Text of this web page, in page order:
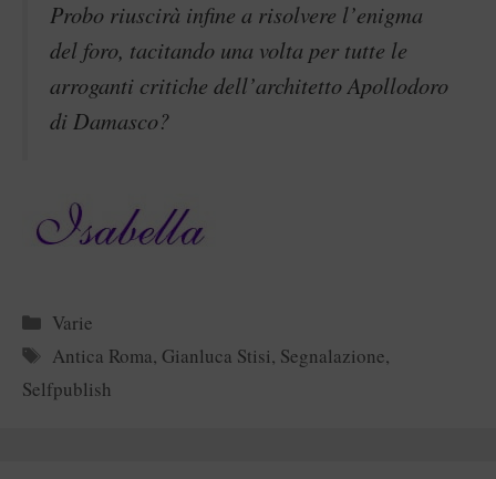
Probo riuscirà infine a risolvere l’enigma
del foro, tacitando una volta per tutte le
arroganti critiche dell’architetto Apollodoro
di Damasco?
Categorie
Varie
Tag
Antica Roma, Gianluca Stisi, Segnalazione,
Selfpublish